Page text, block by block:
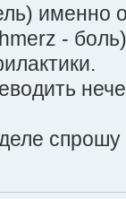
именно
-
спрошу